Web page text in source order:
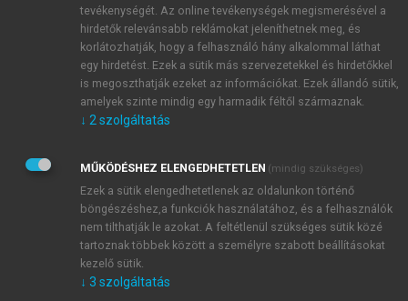
JELSZÓ ÚJRA
Kérek értesítést a MeRSZ újdonságairól, akcióiról.
Kérek értesítést az Akadémiai Kiadó Zrt. újdonságairól,
Adatkezelési tájékoztatóbanfoglaltakat tudomásul
veszem és elfogadom.
Általános vásárlási feltételeket, valamint a szotar.netés a
mersz.huoldalak licencszerződéseiben foglaltakat
tudomásul veszem és elfogadom.
KIPRÓBÁLOM
tevékenységét. Az online tevékenységek megismerésével a
hirdetők relevánsabb reklámokat jeleníthetnek meg, és
korlátozhatják, hogy a felhasználó hány alkalommal láthat
egy hirdetést. Ezek a sütik más szervezetekkel és hirdetőkkel
is megoszthatják ezeket az információkat. Ezek állandó sütik,
amelyek szinte mindig egy harmadik féltől származnak.
↓ 2 szolgáltatás
MŰKÖDÉSHEZ ELENGEDHETETLEN (mindig szükséges)
Ezek a sütik elengedhetetlenek az oldalunkon történő
böngészéshez,a funkciók használatához, és a felhasználók
nem tilthatják le azokat. A feltétlenül szükséges sütik közé
tartoznak többek között a személyre szabott beállításokat
kezelő sütik.
↓ 3 szolgáltatás